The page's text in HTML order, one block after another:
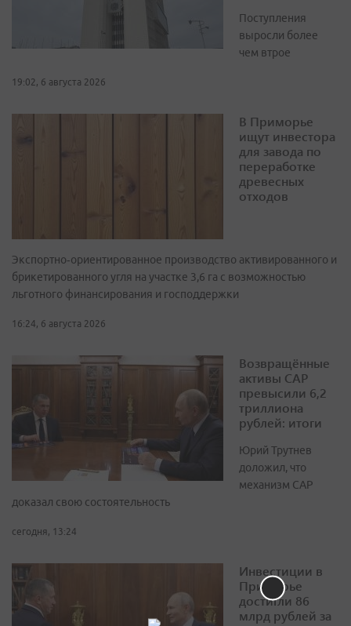
Поступления
выросли более
чем втрое
19:02, 6 августа 2026
В Приморье
ищут инвестора
для завода по
переработке
древесных
отходов
Экспортно‑ориентированное производство активированного и
брикетированного угля на участке 3,6 га с возможностью
льготного финансирования и господдержки
16:24, 6 августа 2026
Возвращённые
активы САР
превысили 6,2
триллиона
рублей: итоги
Юрий Трутнев
доложил, что
механизм САР
доказал свою состоятельность
сегодня, 13:24
Инвестиции в
Приморье
достигли 86
млрд рублей за